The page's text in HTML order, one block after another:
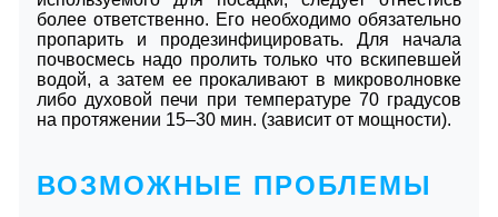
более ответственно. Его необходимо обязательно
пропарить и продезинфицировать. Для начала
почвосмесь надо пролить только что вскипевшей
водой, а затем ее прокаливают в микроволновке
либо духовой печи при температуре 70 градусов
на протяжении 15–30 мин. (зависит от мощности).
ВОЗМОЖНЫЕ ПРОБЛЕМЫ